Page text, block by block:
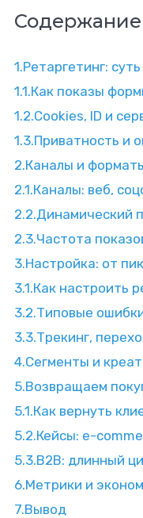
Содержание
1.Ретаргетинг:
1.1.Как показы
1.2.Cookies, ID и
1.3.Приватность и
2.Каналы и
2.1.Каналы: веб,
2.2.Динамический
2.3.Частота
3.Настройка: от
3.1.Как настроить
3.2.Типовые
3.3.Трекинг,
4.Сегменты и
5.Возвращаем
5.1.Как вернуть
5.2.Кейсы: e-
5.3.B2B: длинный
6.Метрики и
7.Вывод